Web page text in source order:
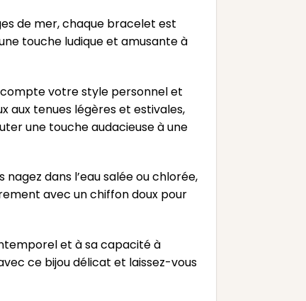
de mer, chaque bracelet est
touche ludique et amusante à
compte votre style personnel et
aux tenues légères et estivales,
une touche audacieuse à une
dans l’eau salée ou chlorée,
avec un chiffon doux pour
et à sa capacité à
ce bijou délicat et laissez-vous